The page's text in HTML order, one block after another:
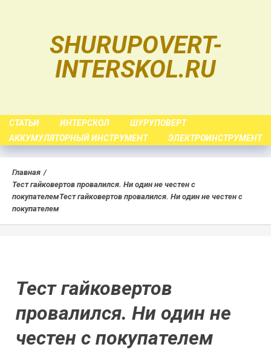
SHURUPOVERT-
INTERSKOL.RU
СТАТЬИ ИНТЕРСКОЛ
ШУРУПОВЕРТ
АККУМУЛЯТОРНЫЙ ИНСТРУМЕНТ
ЭЛЕКТРОИНСТРУМЕНТ
Главная
Тест гайковертов провалился. Ни один не честен с
покупателемТест гайковертов провалился. Ни один не честен с
покупателем
Тест гайковертов
провалился. Ни один не
честен с покупателем